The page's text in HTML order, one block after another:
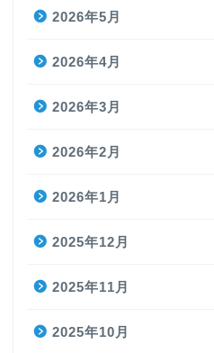
2026年5月
2026年4月
2026年3月
2026年2月
2026年1月
2025年12月
2025年11月
2025年10月